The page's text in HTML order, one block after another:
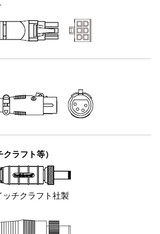
クラフト等）
ッチクラフト社製